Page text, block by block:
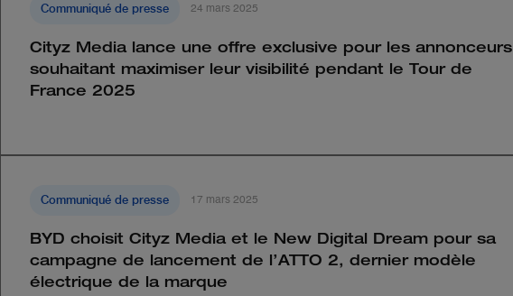
Communiqué de presse 24 mars 2025
Cityz Media lance une offre exclusive pour les annonceurs
souhaitant maximiser leur visibilité pendant le Tour de
France 2025
Communiqué de presse 17 mars 2025
BYD choisit Cityz Media et le New Digital Dream pour sa
campagne de lancement de l’ATTO 2, dernier modèle
électrique de la marque